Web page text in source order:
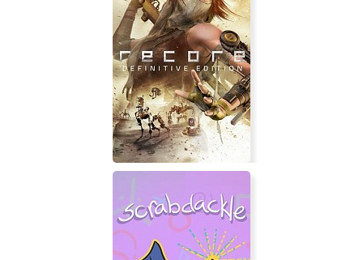
Blasphemous